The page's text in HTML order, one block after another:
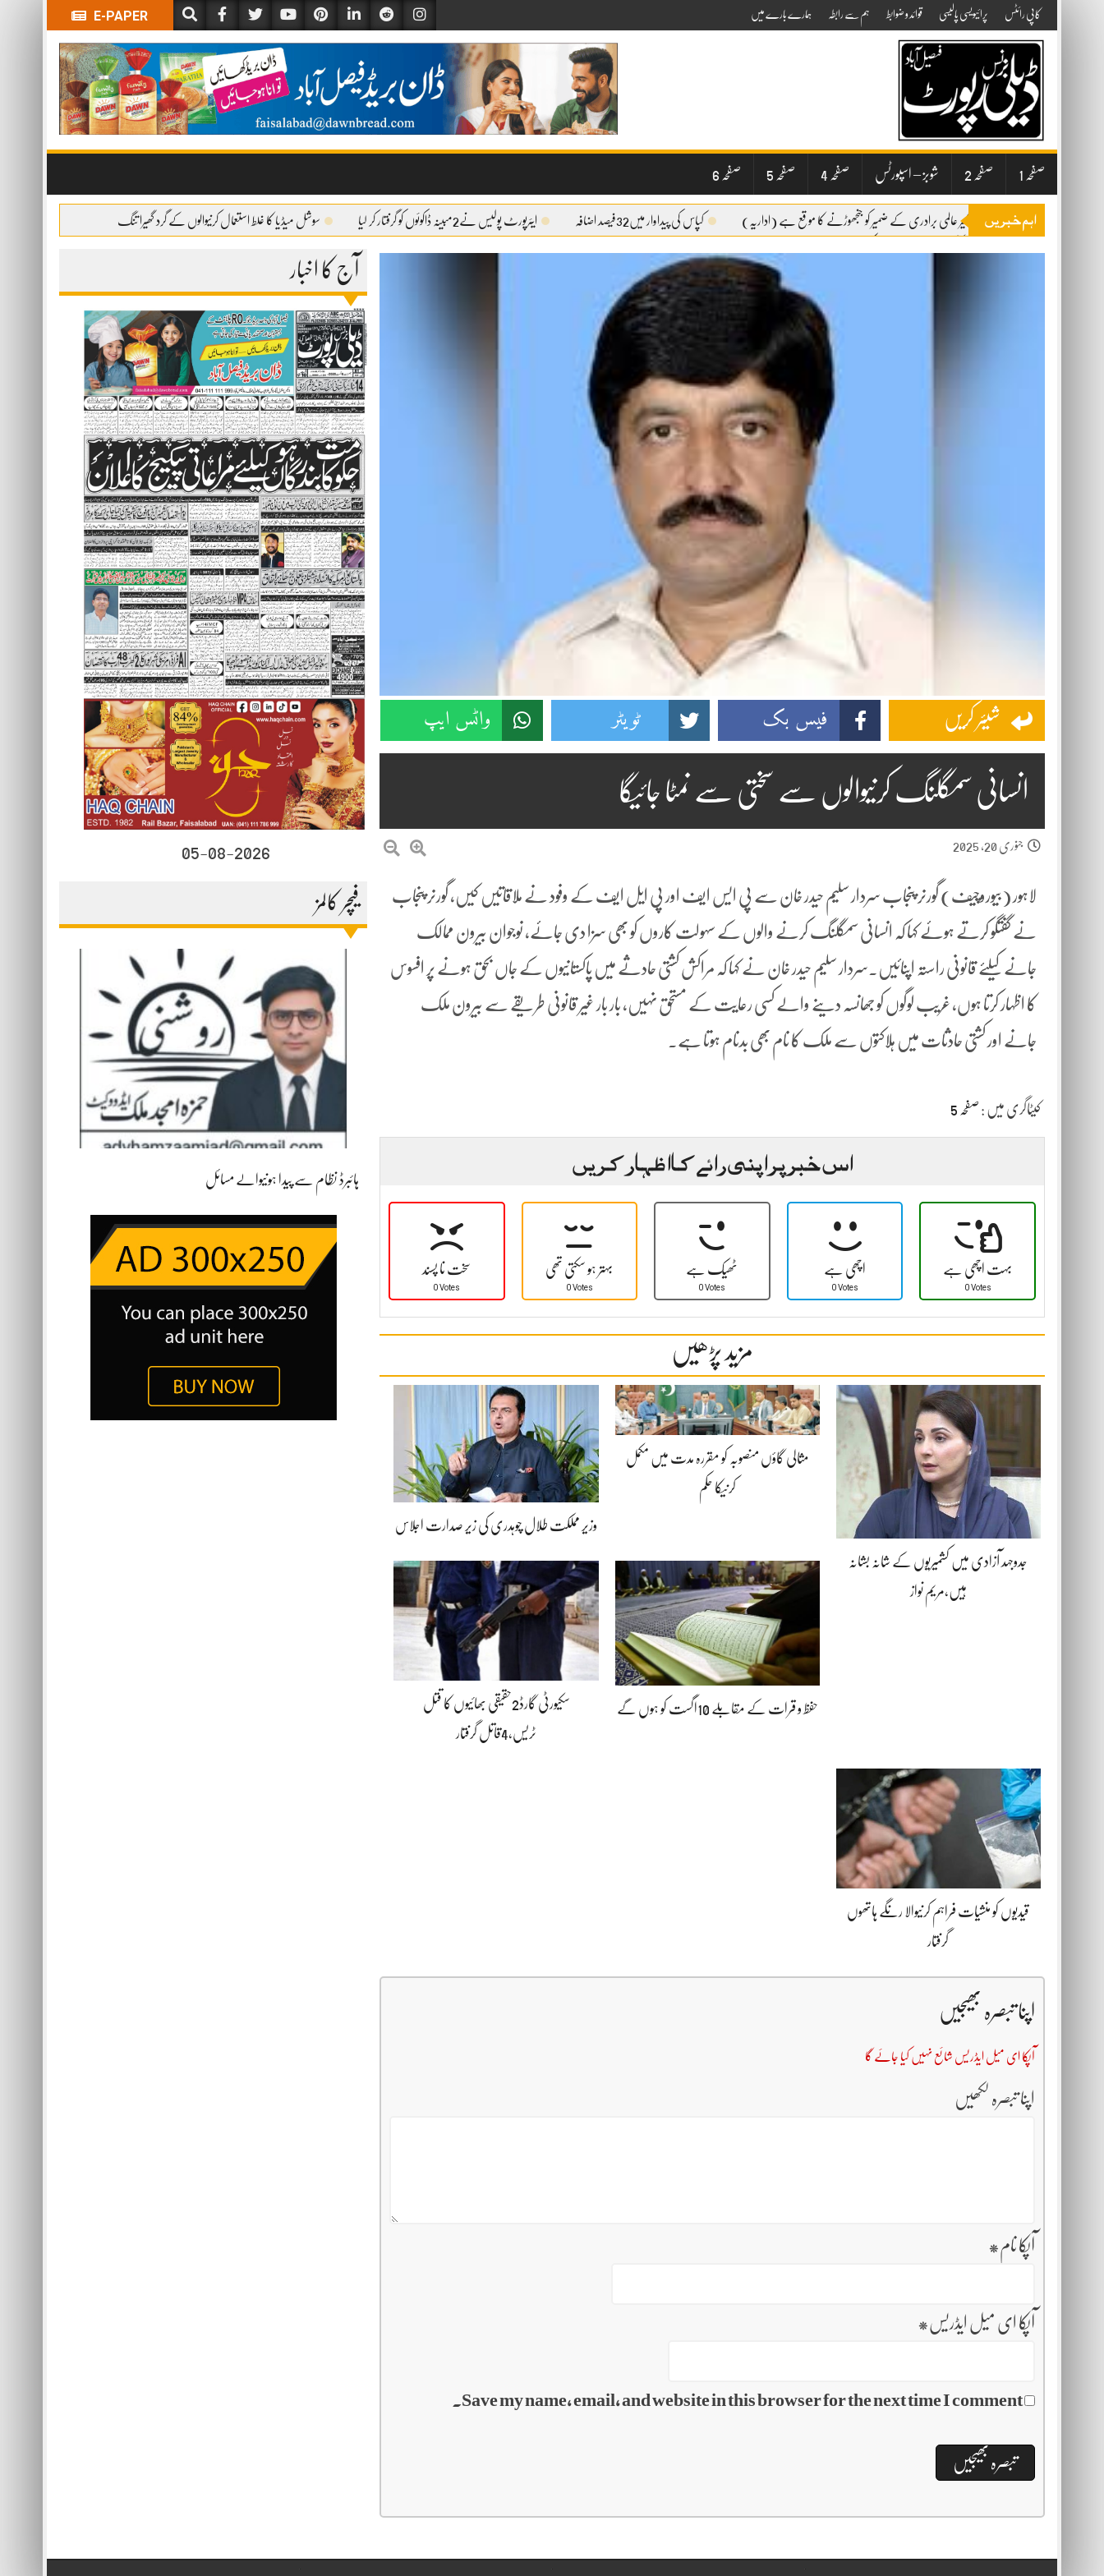
Skip
content
E-PAPER کاپی رائٹس پرائیویسی پالیسی قوائد و ضوابط ہم سے رابطہ ہمارے بارے میں
صفحہ 1 صفحہ 2 شوبز – اسپورٹس صفحہ 4 صفحہ 5 صفحہ 6
اہم خبریں
یوم استحصال کشمیر عالمی برادری کے ضمیر کو جنجھوڑنے کا موقع ہے (اداریہ) کپاس کی پیداوار میں32فیصد اضافہ ایئرپورٹ پولیس نے2مبینہ ڈاکوئوں کو گرفتار کر لیا سوشل میڈیا کا غلط استعمال کرنیوالوں کے گرد گھیرا تنگ
آج کا اخبار
05-08-2026
فیچر کالمز
ہائبرڈ نظام سے پیدا ہونیوالے مسائل
شیئر کریں فیس بک ٹویٹر واٹس ایپ
انسانی سمگلنگ کرنیوالوں سے سختی سے نمٹا جائیگا
جنوری 20, 2025
لاہور (بیوروچیف) گورنر پنجاب سردار سلیم حیدر خان سے پی ایس ایف اور پی ایل ایف کے وفود نے ملاقاتیں کیں، گورنر پنجاب
نے گفتگو کرتے ہوئے کہا کہ انسانی سمگلنگ کرنے والوں کے سہولت کاروں کو بھی سزا دی جائے، نوجوان بیرون ممالک
جانے کیلئے قانونی راستہ اپنائیں۔سردار سلیم حیدر خان نے کہا کہ مراکش کشتی حادثے میں پاکستانیوں کے جاں بحق ہونے پر افسوس
کا اظہار کرتا ہوں، غریب لوگوں کو جھانسہ دینے والے کسی رعایت کے مستحق نہیں، بار بار غیر قانونی طریقے سے بیرون ملک
جانے اور کشتی حادثات میں ہلاکتوں سے ملک کا نام بھی بدنام ہوتا ہے۔
کیٹاگری میں : صفحہ 5
اس خبر پر اپنی رائے کا اظہار کریں
سخت نا پسند
0 Votes
بہتر ہو سکتی تھی
0 Votes
ٹھیک ہے
0 Votes
اچھی ہے
0 Votes
بہت اچھی ہے
0 Votes
مزید پڑھیں
جدوجہد آزادی میں کشمیریوں کے شانہ بشانہ
ہیں،مریم نواز
مثالی گاؤں منصوبہ کو مقررہ مدت میں مکمل
کرنیکا حکم
وزیر مملکت طلال چوہدری کی زیر صدارت اجلاس
حفظ و قرات کے مقابلے 10اگست کو ہوں گے سکیورٹی گارڈ2حقیقی بھائیوں کا قتل
ٹریس،4قاتل گرفتار
قیدیوں کو منشیات فراہم کرنیوالا رنگے ہاتھوں
گرفتار
اپنا تبصرہ بھیجیں
آپکا ای میل ایڈریس شائع نہیں کیا جائے گا
اپنا تبصرہ لکھیں
آپکا نام *
آپکا ای میل ایڈریس *
Save my name, email, and website in this browser for the next time I comment.